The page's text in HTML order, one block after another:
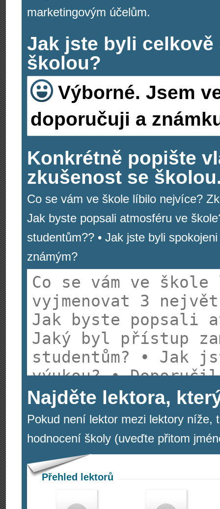
marketingovým účelům.
Jak jste byli
školou?
Výborné. Jsem
doporučuji a
Konkrétně popište
zkušenost se
Co se vám ve škole líbilo nejvíce?
Jak byste popsali atmosféru ve
studentům?? • Jak jste byli
známým?
Najděte lektora,
Pokud není lektor mezi lektory níže,
hodnocení školy (uveďte přitom
Přehled lektorů